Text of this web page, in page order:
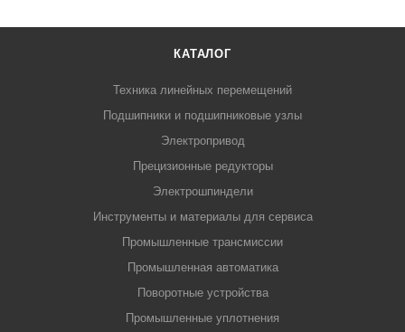
КАТАЛОГ
Техника линейных перемещений
Подшипники и подшипниковые узлы
Электропривод
Прецизионные редукторы
Электрошпиндели
Инструменты и материалы для сервиса
Промышленные трансмиссии
Промышленная автоматика
Поворотные устройства
Промышленные уплотнения